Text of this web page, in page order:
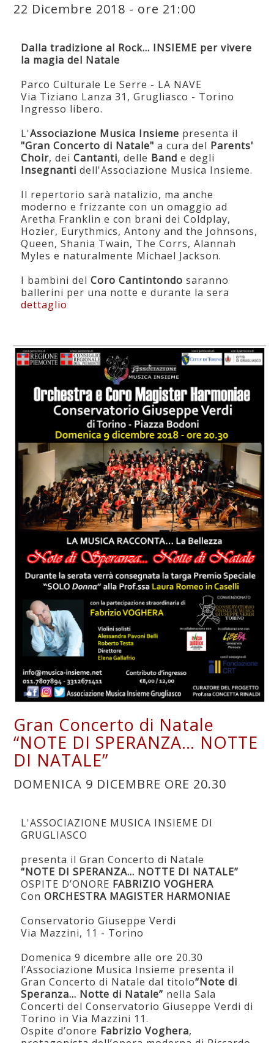
22 Dicembre 2018 - ore 21:00
Dalla tradizione al Rock... INSIEME per vivere
la magia del Natale
Parco Culturale Le Serre - LA NAVE
Via Tiziano Lanza 31, Grugliasco - Torino
Ingresso libero.
L'Associazione Musica Insieme presenta il
"Gran Concerto di Natale" a cura del Parents'
Choir, deiCantanti, delle Band e degli
Insegnanti dell'Associazione Musica Insieme.
Il repertorio sarà natalizio, ma anche
moderno e frizzante con un omaggio ad
Aretha Franklin e con brani dei Coldplay,
Hozier, Eurythmics, Antony and the Johnsons,
Queen, Shania Twain, The Corrs, Alannah
Myles e naturalmente Michael Jackson.
I bambini delCoro Cantintondo saranno
ballerini per una notte e durante la sera
dettaglio
Gran Concerto di Natale
“NOTE DI SPERANZA… NOTTE
DI NATALE”
DOMENICA 9 DICEMBRE ORE 20.30
L'ASSOCIAZIONE MUSICA INSIEME DI
GRUGLIASCO
presenta il Gran Concerto di Natale
“NOTE DI SPERANZA… NOTTE DI NATALE”
OSPITE D’ONORE FABRIZIO VOGHERA
ConORCHESTRA MAGISTER HARMONIAE
Conservatorio Giuseppe Verdi
Via Mazzini, 11 - Torino
Domenica 9 dicembre alle ore 20.30
l’Associazione Musica Insieme presenta il
Gran Concerto di Natale dal titolo“Note di
Speranza… Notte di Natale” nella Sala
Concerti del Conservatorio Giuseppe Verdi di
Torino in Via Mazzini 11.
Ospite d’onore Fabrizio Voghera,